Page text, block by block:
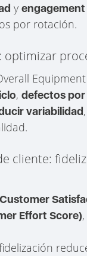
yengagement
por rotación.
optimizar
,defectos por
variabilidad
cliente:
Effort Score)